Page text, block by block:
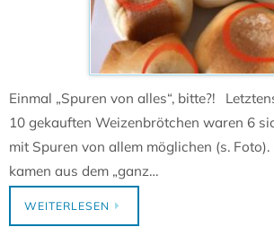
Einmal „Spuren von alles“, bitte?!
10 gekauften Weizenbrötchen waren 6
mit Spuren von allem möglichen (s. Foto).
kamen aus dem „ganz…
WEITERLESEN